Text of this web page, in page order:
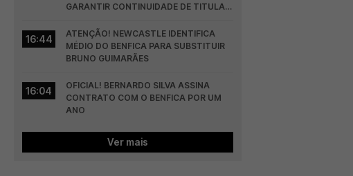
GARANTIR CONTINUIDADE DE TITULAR
16:44
ATENÇÃO! NEWCASTLE IDENTIFICA
MÉDIO DO BENFICA PARA SUBSTITUIR
BRUNO GUIMARÃES
16:04
OFICIAL! BERNARDO SILVA ASSINA
CONTRATO COM O BENFICA POR UM
ANO
Ver mais